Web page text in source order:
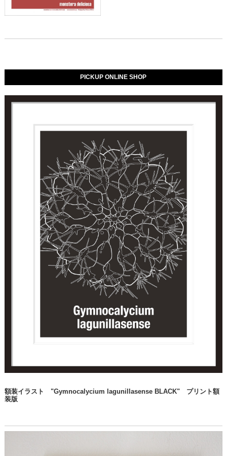
PICKUP ONLINE SHOP
額装イラスト "Gymnocalycium lagunillasense BLACK" プリント額
装版